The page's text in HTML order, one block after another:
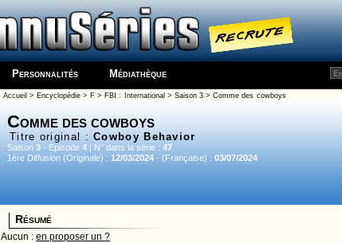
Personnalités Médiathèque
Accueil > Encyclopédie> F> FBI : International > Saison 3> Comme des cowboys
Comme des cowboys
Titre original :Cowboy Behavior
Saison 3 - Episode 4 | N° dans la série : 47
1ère Diffusion (Originale) : 12/03/2024 - (Française) : 03/07/2024
Résumé
Aucun : en proposer un ?